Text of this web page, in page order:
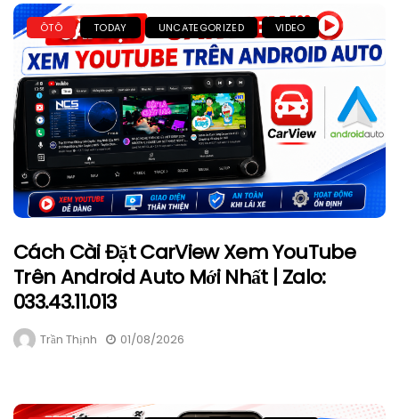
ÔTÔ TODAY UNCATEGORIZED VIDEO
Cách Cài Đặt CarView Xem YouTube
Trên Android Auto Mới Nhất | Zalo:
033.43.11.013
Trần Thịnh 01/08/2026